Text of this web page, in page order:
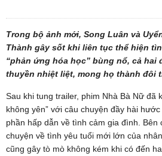
Trong bộ ảnh mới, Song Luân và
Thành gây sốt khi liên tục thể hiện
“phản ứng hóa học” bùng nổ, cả hai
thuyền nhiệt liệt, mong họ thành đôi
Sau khi tung trailer, phim Nhà Bà Nữ đã
không yên” với câu chuyện đầy hài
phần hấp dẫn về tình cảm gia đình. Bên
chuyện về tình yêu tuổi mới lớn của
cũng gây tò mò không kém khi có đến